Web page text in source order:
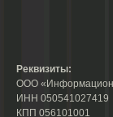
Реквизиты:
ООО
ИНН 050541027419
КПП 056101001